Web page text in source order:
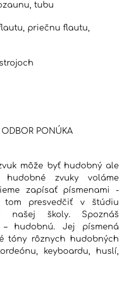
tubu
priečnu flautu,
PONÚKA
môže byť hudobný ale
zvuky voláme
zapísať písmenami -
presvedčiť v štúdiu
našej školy. Spoznáš
– hudobnú. Jej písmená
tóny rôznych hudobných
keyboardu, huslí,